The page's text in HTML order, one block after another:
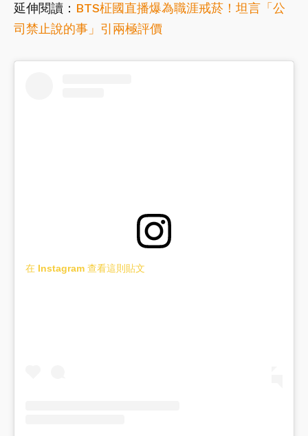
延伸閱讀： BTS柾國直播爆為職涯戒菸！坦言「公
司禁止說的事」引兩極評價
在 Instagram 查看這則貼文